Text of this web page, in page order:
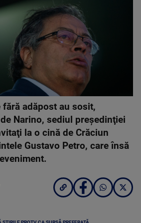
fără adăpost au sosit,
Narino, sediul preşedinţiei
la o cină de Crăciun
Gustavo Petro, care însă